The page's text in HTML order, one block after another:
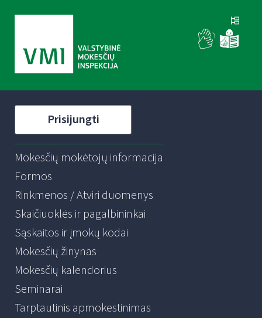
Prisijungti
Mokesčių mokėtojų informacija
Formos
Rinkmenos / Atviri duomenys
Skaičiuoklės ir pagalbininkai
Sąskaitos ir įmokų kodai
Mokesčių žinynas
Mokesčių kalendorius
Seminarai
Tarptautinis apmokestinimas